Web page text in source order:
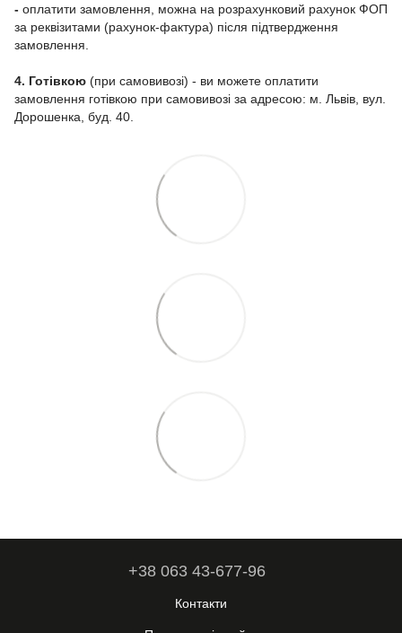
- оплатити замовлення, можна на розрахунковий рахунок ФОП
за реквізитами (рахунок-фактура) після підтвердження
замовлення.
4. Готівкою (при самовивозі) - ви можете оплатити
замовлення готівкою при самовивозі за адресою: м. Львів, вул.
Дорошенка, буд. 40.
+38 063 43-677-96
Контакти